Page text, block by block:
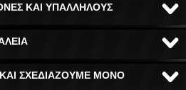
ΚΑΙ ΥΠΑΛΛΗΛΟΥΣ
ΣΧΕΔΙΑΖΟΥΜΕ ΜΟΝΟ